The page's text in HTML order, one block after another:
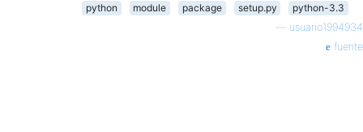
python module package setup.py
python-3.3
usuario1994934
fuente